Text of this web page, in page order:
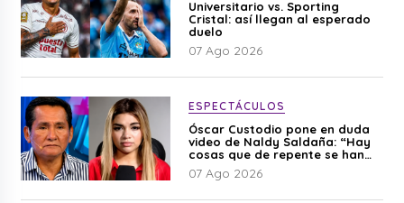
Universitario vs. Sporting
Cristal: así llegan al esperado
duelo
07 Ago 2026
ESPECTÁCULOS
Óscar Custodio pone en duda
video de Naldy Saldaña: “Hay
cosas que de repente se han
editado”
07 Ago 2026